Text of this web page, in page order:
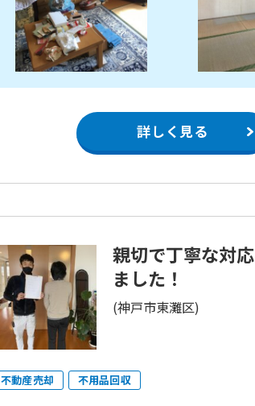
詳しく見る
親切で丁寧な対
ました！
(神戸市東灘区)
不動産売却 不用品回収